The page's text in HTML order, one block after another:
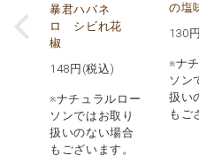
暴君ハバネ
ロ シビれ花
椒
148 円(税込)
※ナチュラルロー
ソンではお取り
扱いのない場合
もございます。
の塩
130
※ナ
ソン
扱い
もご